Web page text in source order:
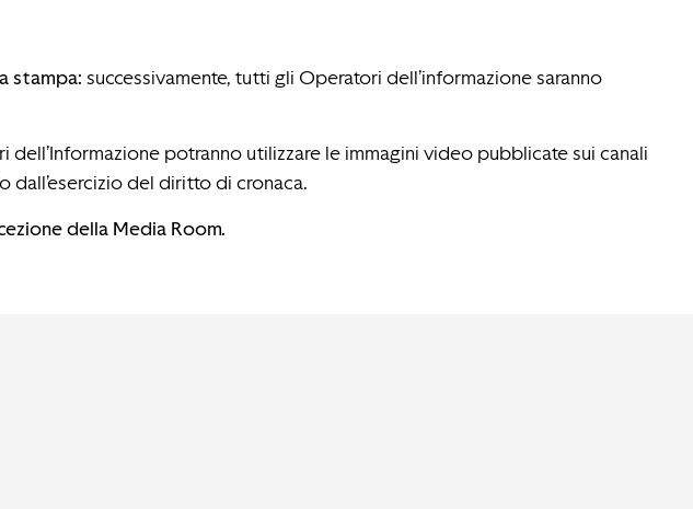
stampa: successivamente, tutti gli Operatori dell’informazione saranno
dell’Informazione potranno utilizzare le immagini video pubblicate sui canali
dall’esercizio del diritto di cronaca.
della Media Room.